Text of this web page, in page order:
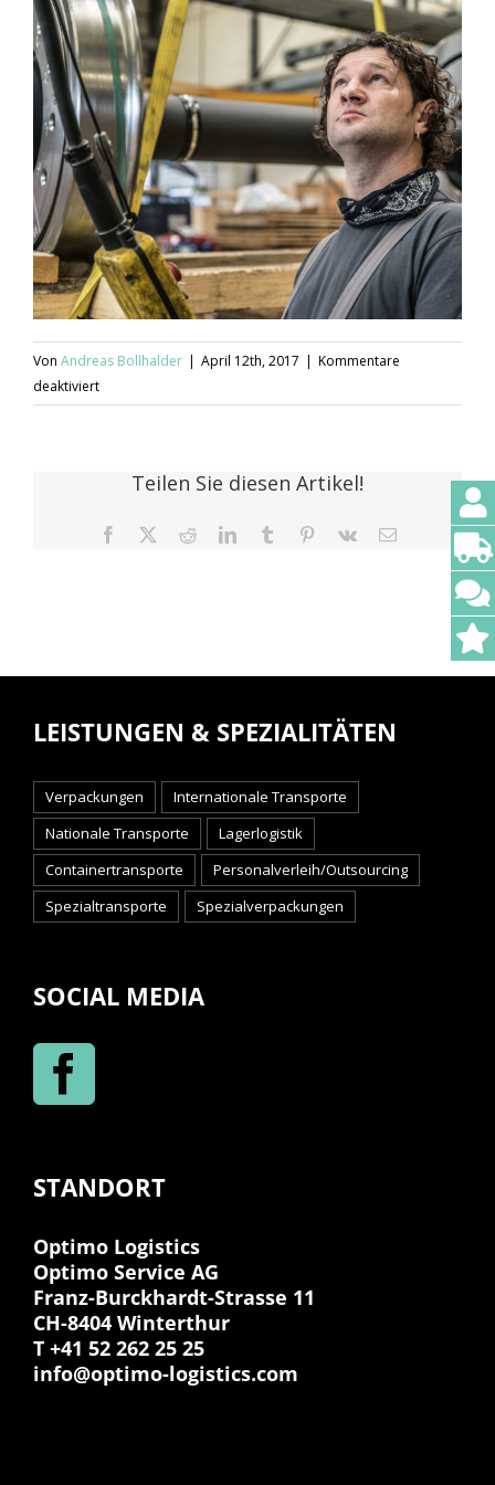
Von Andreas Bollhalder | April 12th, 2017 | Kommentare
deaktiviertfür
Optimo
Outsourcing
Teilen Sie diesen Artikel!
Facebook RedditLinkedInTumblr Pinterest
Vk
E-
LEISTUNGEN & SPEZIALITÄTEN
Verpackungen
Internationale Transporte
Nationale Transporte
Lagerlogistik
Containertransporte
Personalverleih/Outsourcing
Spezialtransporte
Spezialverpackungen
SOCIAL MEDIA
STANDORT
Optimo Logistics
Optimo Service AG
Franz-Burckhardt-Strasse 11
CH-8404 Winterthur
T +41 52 262 25 25
info@optimo-logistics.com